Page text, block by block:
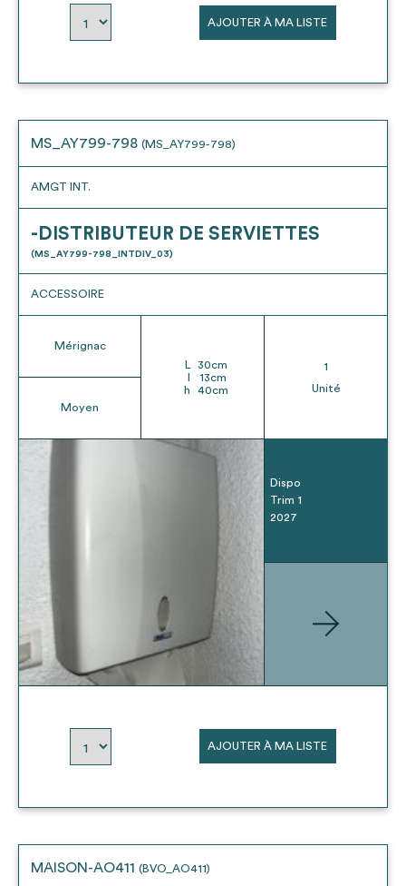
AJOUTER À MA LISTE
MS_AY799-798 (MS_AY799-798)
AMGT INT.
-DISTRIBUTEUR DE SERVIETTES
(MS_AY799-798_INTDIV_03)
ACCESSOIRE
Mérignac
Moyen
L 30cm
13cm
h
40cm
1
Unité
Dispo
Trim 1
2027
AJOUTER À MA LISTE
MAISON-AO411 (BVO_AO411)